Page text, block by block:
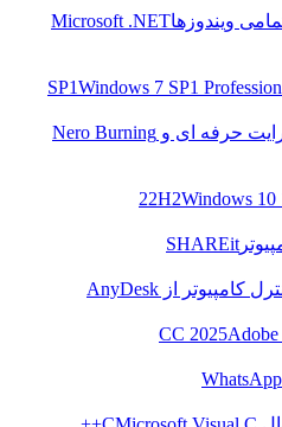
ویندوزهاMicrosoft .NET
Windows 7 SP1
Nero Burning
Windows 10
SHAREit
کامپیوتر از AnyDesk
Adobe